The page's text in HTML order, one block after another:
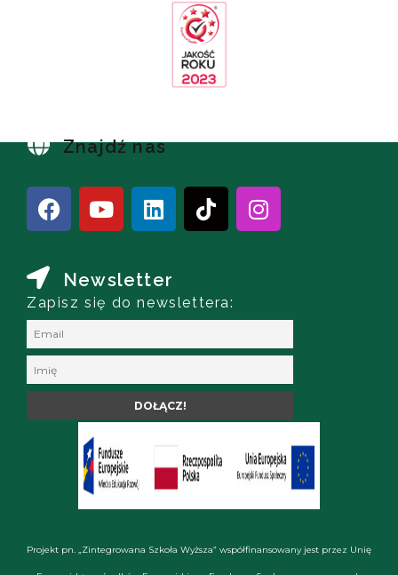
Znajdź nas
Newsletter
Zapisz się do newslettera:
Projekt pn. „Zintegrowana Szkoła Wyższa” współfinansowany jest przez Unię